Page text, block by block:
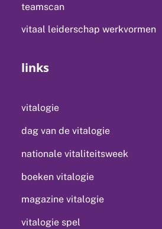
teamscan
vitaal leiderschap werkvormen
links
vitalogie
dag van de vitalogie
nationale vitaliteitsweek
boeken vitalogie
magazine vitalogie
vitalogie spel